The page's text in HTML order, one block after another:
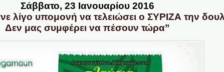
Σάββατο, 23 Ιανουαρίου 2016
λίγο υπομονή να τελειώσει ο ΣΥΡΙΖΑ την
Δεν μας συμφέρει να πέσουν τώρα”